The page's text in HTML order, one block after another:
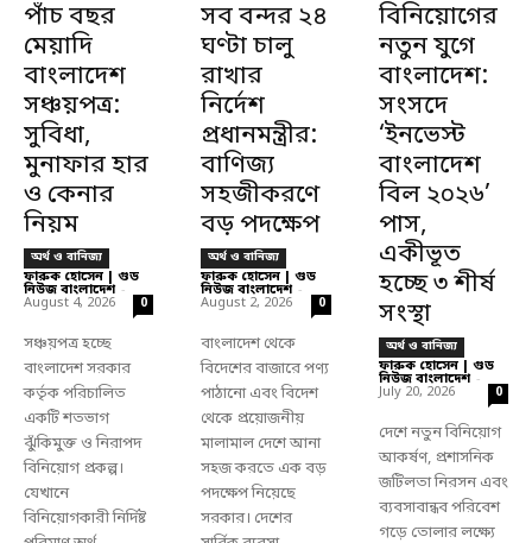
পাঁচ বছর
মেয়াদি
বাংলাদেশ
সঞ্চয়পত্র:
সুবিধা,
মুনাফার হার
ও কেনার
নিয়ম
অর্থ ও বানিজ্য
ফারুক হোসেন | গুড
নিউজ বাংলাদেশ -
August 4, 2026 0
সঞ্চয়পত্র হচ্ছে
বাংলাদেশ সরকার
কর্তৃক পরিচালিত
একটি শতভাগ
ঝুঁকিমুক্ত ও নিরাপদ
বিনিয়োগ প্রকল্প।
যেখানে
বিনিয়োগকারী নির্দিষ্ট
সব বন্দর ২৪
ঘণ্টা চালু
রাখার
নির্দেশ
প্রধানমন্ত্রীর:
বাণিজ্য
সহজীকরণে
বড় পদক্ষেপ
অর্থ ও বানিজ্য
ফারুক হোসেন | গুড
নিউজ বাংলাদেশ -
August 2, 2026 0
বাংলাদেশ থেকে
বিদেশের বাজারে পণ্য
পাঠানো এবং বিদেশ
থেকে প্রয়োজনীয়
মালামাল দেশে আনা
সহজ করতে এক বড়
পদক্ষেপ নিয়েছে
সরকার। দেশের
বিনিয়োগের
নতুন যুগে
বাংলাদেশ:
সংসদে
‘ইনভেস্ট
বাংলাদেশ
বিল ২০২৬’
পাস,
একীভূত
হচ্ছে ৩ শীর্ষ
সংস্থা
অর্থ ও বানিজ্য
ফারুক হোসেন | গুড
নিউজ বাংলাদেশ -
July 20, 2026 0
দেশে নতুন বিনিয়োগ
আকর্ষণ, প্রশাসনিক
জটিলতা নিরসন এবং
ব্যবসাবান্ধব পরিবেশ
গড়ে তোলার লক্ষ্যে